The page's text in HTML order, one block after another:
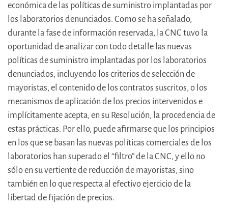
económica de las políticas de suministro implantadas por
los laboratorios denunciados. Como se ha señalado,
durante la fase de información reservada, la CNC tuvo la
oportunidad de analizar con todo detalle las nuevas
políticas de suministro implantadas por los laboratorios
denunciados, incluyendo los criterios de selección de
mayoristas, el contenido de los contratos suscritos, o los
mecanismos de aplicación de los precios intervenidos e
implícitamente acepta, en su Resolución, la procedencia de
estas prácticas. Por ello, puede afirmarse que los principios
en los que se basan las nuevas políticas comerciales de los
laboratorios han superado el “filtro” de la CNC, y ello no
sólo en su vertiente de reducción de mayoristas, sino
también en lo que respecta al efectivo ejercicio de la
libertad de fijación de precios.